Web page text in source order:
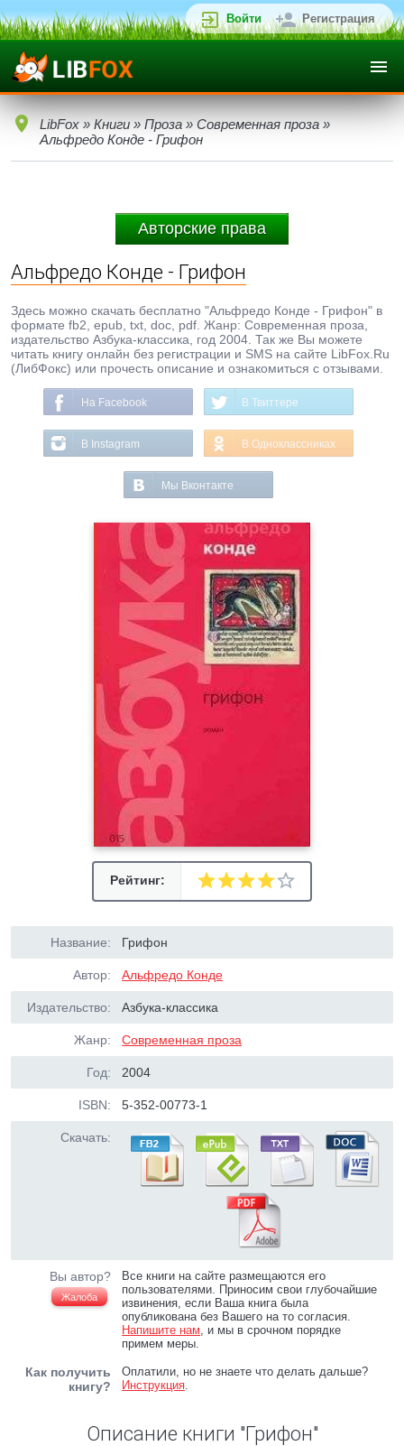
Войти Регистрация
LibFox » Книги » Проза » Современная проза »
Альфредо Конде - Грифон
Авторские права
Альфредо Конде - Грифон
Здесь можно скачать бесплатно "Альфредо Конде - Грифон" в
формате fb2, epub, txt, doc, pdf. Жанр: Современная проза,
издательство Азбука-классика, год 2004. Так же Вы можете
читать книгу онлайн без регистрации и SMS на сайте LibFox.Ru
(ЛибФокс) или прочесть описание и ознакомиться с отзывами.
На Facebook В Твиттере
В Instagram В Одноклассниках
Мы Вконтакте
Рейтинг:
Название: Грифон
Автор: Альфредо Конде
Издательство: Азбука-классика
Жанр: Современная проза
Год: 2004
ISBN: 5-352-00773-1
Скачать:
Вы автор?
Жалоба
Все книги на сайте размещаются его
пользователями. Приносим свои глубочайшие
извинения, если Ваша книга была
опубликована без Вашего на то согласия.
Напишите нам, и мы в срочном порядке
примем меры.
Как получить
книгу?
Оплатили, но не знаете что делать дальше?
Инструкция.
Описание книги "Грифон"